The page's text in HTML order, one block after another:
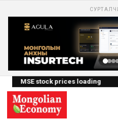
MSE stock prices loading